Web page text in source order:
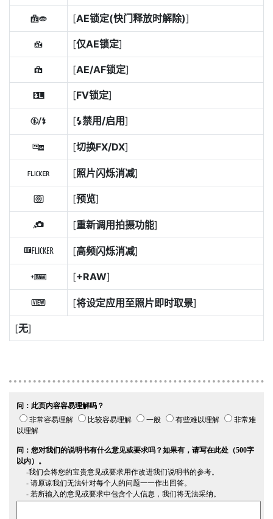
D [AE锁定(快门释放时解除)]
C [仅AE锁定]
B [AE/AF锁定]
r [FV锁定]
h [c禁用/启用]
K [切换FX/DX]
a [照片闪烁消减]
q [预览]
o [重新调用拍摄功能]
E [高频闪烁消减]
4 [+RAW]
m [将设定应用至照片即时取景]
[无]